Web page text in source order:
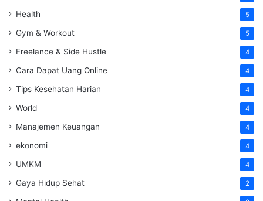
Health 5
Gym & Workout 5
Freelance & Side Hustle 4
Cara Dapat Uang Online 4
Tips Kesehatan Harian 4
World 4
Manajemen Keuangan 4
ekonomi 4
UMKM 4
Gaya Hidup Sehat 2